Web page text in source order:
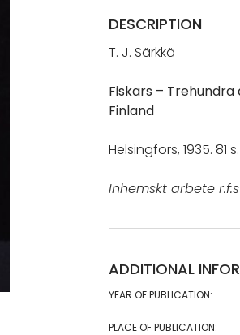
DESCRIPTION
T. J. Särkkä
Fiskars –
Finland
Helsingfors, 1935. 81
Inhemskt arbete
ADDITIONAL
YEAR OF PUBLICATION:
PLACE OF PUBLICATION: